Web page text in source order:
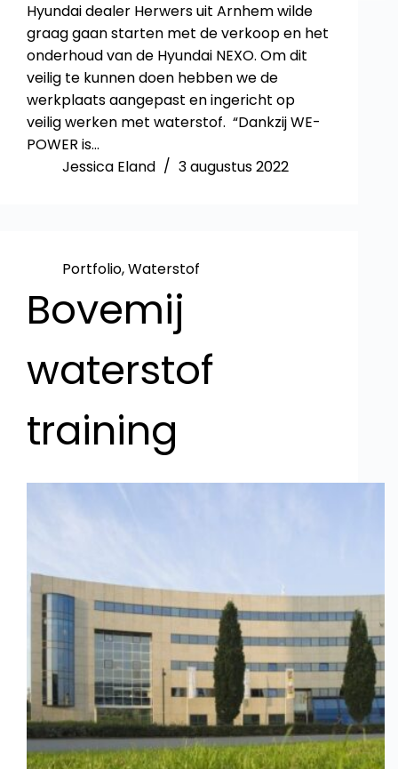
Hyundai dealer Herwers uit Arnhem wilde
graag gaan starten met de verkoop en het
onderhoud van de Hyundai NEXO. Om dit
veilig te kunnen doen hebben we de
werkplaats aangepast en ingericht op
veilig werken met waterstof. “Dankzij WE-
POWER is…
Jessica Eland
3 augustus 2022
Portfolio,Waterstof
Bovemij
waterstof
training